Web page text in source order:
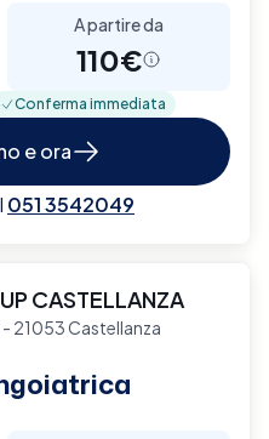
A partire da
110€
Conferma immediata
e ora
051 3542049
CASTELLANZA
21053 Castellanza